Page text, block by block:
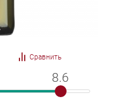
Сравнить
8.6
8.6